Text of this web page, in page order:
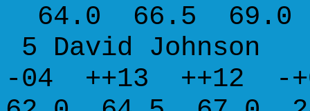
64.0 66.5 69.0
5 David
-04 ++13 ++12